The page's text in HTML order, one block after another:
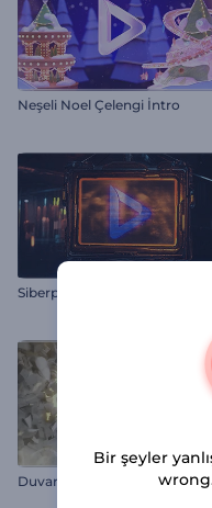
Neşeli Noel Çelengi İntro
Siberpunk Tabelası Girişi
Duvar Patlaması Logo
Bir şeyler